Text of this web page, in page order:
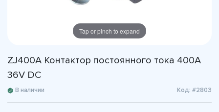
Tap or pinch to expand
ZJ400A Контактор постоянного тока 400A
36V DC
В наличии Код: #2803